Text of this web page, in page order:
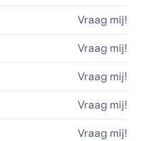
Vraag mij!
Vraag mij!
Vraag mij!
Vraag mij!
Vraag mij!